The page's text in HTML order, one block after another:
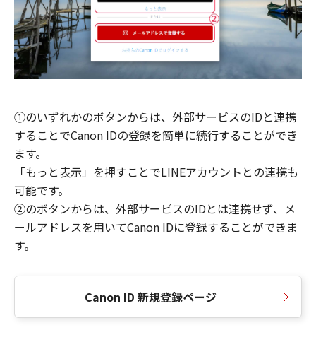
①のいずれかのボタンからは、外部サービスのIDと連携
することでCanon IDの登録を簡単に続行することができ
ます。
「もっと表示」を押すことでLINEアカウントとの連携も
可能です。
②のボタンからは、外部サービスのIDとは連携せず、メ
ールアドレスを用いてCanon IDに登録することができま
す。
Canon ID 新規登録ページ